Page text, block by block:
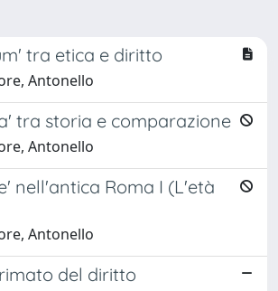
tra etica e diritto
Antonello
tra storia e comparazione
Antonello
nell'antica Roma I (L'età
Antonello
del diritto